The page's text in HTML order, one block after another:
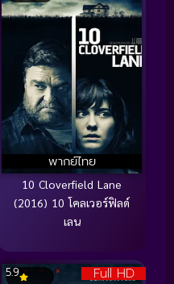
พากย์ไทย
10 Cloverfield Lane
(2016) 10 โคลเวอร์ฟิลด์
เลน
Full HD
5.9